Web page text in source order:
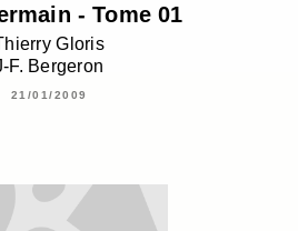
- Tome 01
Gloris
F. Bergeron
21/01/2009